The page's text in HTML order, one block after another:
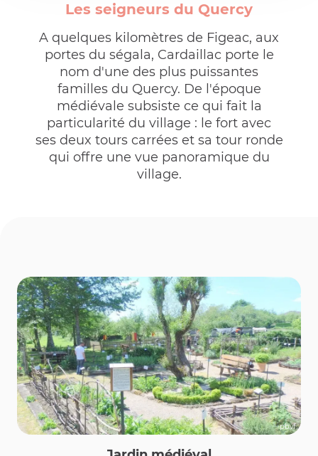
Les seigneurs du Quercy
A quelques kilomètres de Figeac, aux
portes du ségala, Cardaillac porte le
nom d'une des plus puissantes
familles du Quercy. De l'époque
médiévale subsiste ce qui fait la
particularité du village : le fort avec
ses deux tours carrées et sa tour ronde
qui offre une vue panoramique du
village.
pbvf